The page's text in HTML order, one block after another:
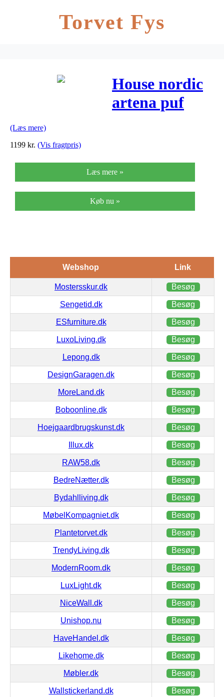
Torvet Fys
House nordic
artena puf
(Læs mere)
1199 kr. (Vis fragtpris)
Læs mere »
Køb nu »
Webshop Link
Mostersskur.dk Besøg
Sengetid.dk Besøg
ESfurniture.dk Besøg
LuxoLiving.dk Besøg
Lepong.dk Besøg
DesignGaragen.dk Besøg
MoreLand.dk Besøg
Boboonline.dk Besøg
Hoejgaardbrugskunst.dk Besøg
Illux.dk Besøg
RAW58.dk Besøg
BedreNætter.dk Besøg
Bydahlliving.dk Besøg
MøbelKompagniet.dk Besøg
Plantetorvet.dk Besøg
TrendyLiving.dk Besøg
ModernRoom.dk Besøg
LuxLight.dk Besøg
NiceWall.dk Besøg
Unishop.nu Besøg
HaveHandel.dk Besøg
Likehome.dk Besøg
Møbler.dk Besøg
Wallstickerland.dk Besøg